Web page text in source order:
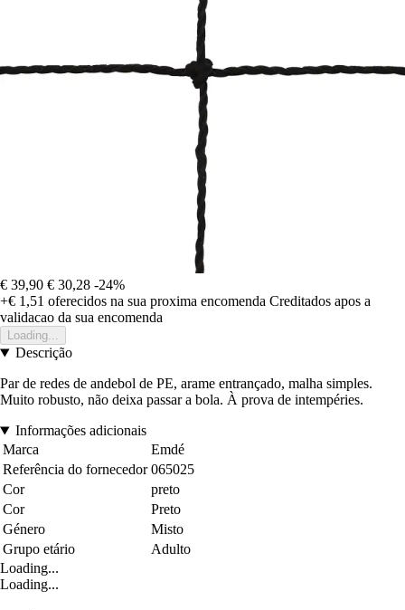
€ 39,90 € 30,28 -24%
+€ 1,51 oferecidos na sua proxima encomenda Creditados apos a
validacao da sua encomenda
Loading...
Descrição
Par de redes de andebol de PE, arame entrançado, malha simples.
Muito robusto, não deixa passar a bola. À prova de intempéries.
Informações adicionais
Marca
Emdé
Referência do fornecedor 065025
Cor
preto
Cor
Preto
Género
Misto
Grupo etário
Adulto
Loading...
Loading...